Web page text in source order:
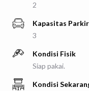
2
Kapasitas Parkir
3
Kondisi Fisik
Siap pakai.
Kondisi